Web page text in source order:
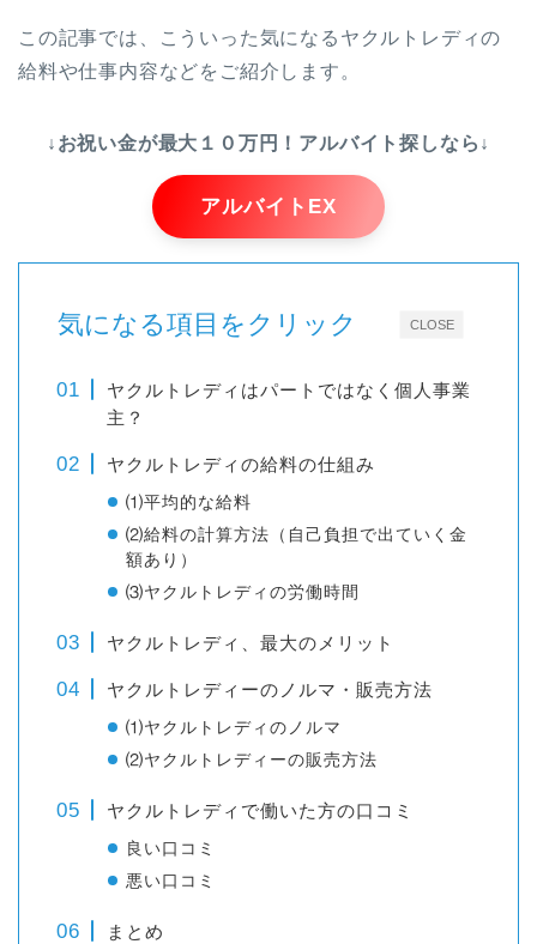
この記事では、こういった気になるヤクルトレディの
給料や仕事内容などをご紹介します。
↓お祝い金が最大１０万円！アルバイト探しなら↓
アルバイトEX
CLOSE
気になる項目をクリック
ヤクルトレディはパートではなく個人事業
主？
ヤクルトレディの給料の仕組み
⑴平均的な給料
⑵給料の計算方法（自己負担で出ていく金
額あり）
⑶ヤクルトレディの労働時間
ヤクルトレディ、最大のメリット
ヤクルトレディーのノルマ・販売方法
⑴ヤクルトレディのノルマ
⑵ヤクルトレディーの販売方法
ヤクルトレディで働いた方の口コミ
良い口コミ
悪い口コミ
まとめ